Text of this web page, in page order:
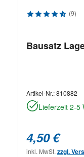
(9)
Bausatz
Artikel-Nr.:810882
Lieferzeit 2-5
4,50 €
inkl. MwSt. zzgl.